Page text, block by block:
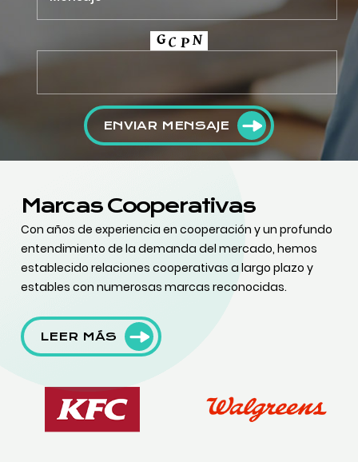
ENVIAR MENSAJE
Marcas Cooperativas
Con años de experiencia en cooperación y un profundo
entendimiento de la demanda del mercado, hemos
establecido relaciones cooperativas a largo plazo y
estables con numerosas marcas reconocidas.
LEER MÁS